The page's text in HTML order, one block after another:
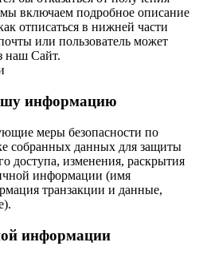
включаем подробное описание
отписаться в нижней части
или пользователь может
наш Сайт.
информацию
меры безопасности по
собранных данных для защиты
доступа, изменения, раскрытия
информации (имя
транзакции и данные,
информации